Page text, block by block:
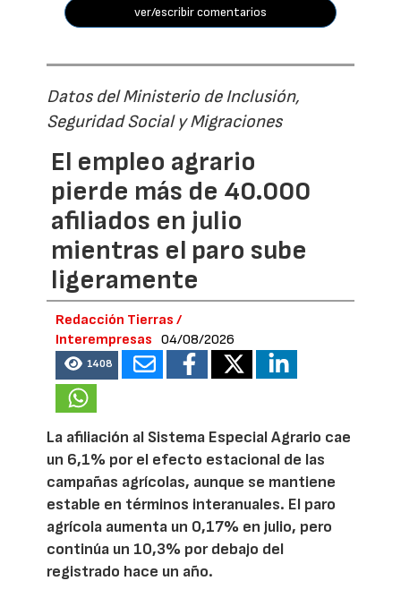
ver/escribir comentarios
Datos del Ministerio de Inclusión,
Seguridad Social y Migraciones
El empleo agrario
pierde más de 40.000
afiliados en julio
mientras el paro sube
ligeramente
Redacción Tierras /
Interempresas
04/08/2026
1408
La afiliación al Sistema Especial Agrario cae
un 6,1% por el efecto estacional de las
campañas agrícolas, aunque se mantiene
estable en términos interanuales. El paro
agrícola aumenta un 0,17% en julio, pero
continúa un 10,3% por debajo del
registrado hace un año.